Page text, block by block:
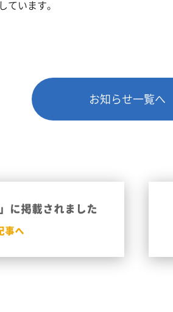
ています。
お知らせ一覧へ
に掲載されました
事へ